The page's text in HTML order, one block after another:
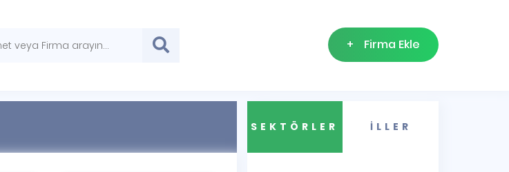
+ Firma Ekle
SEKTÖRLER İLLER